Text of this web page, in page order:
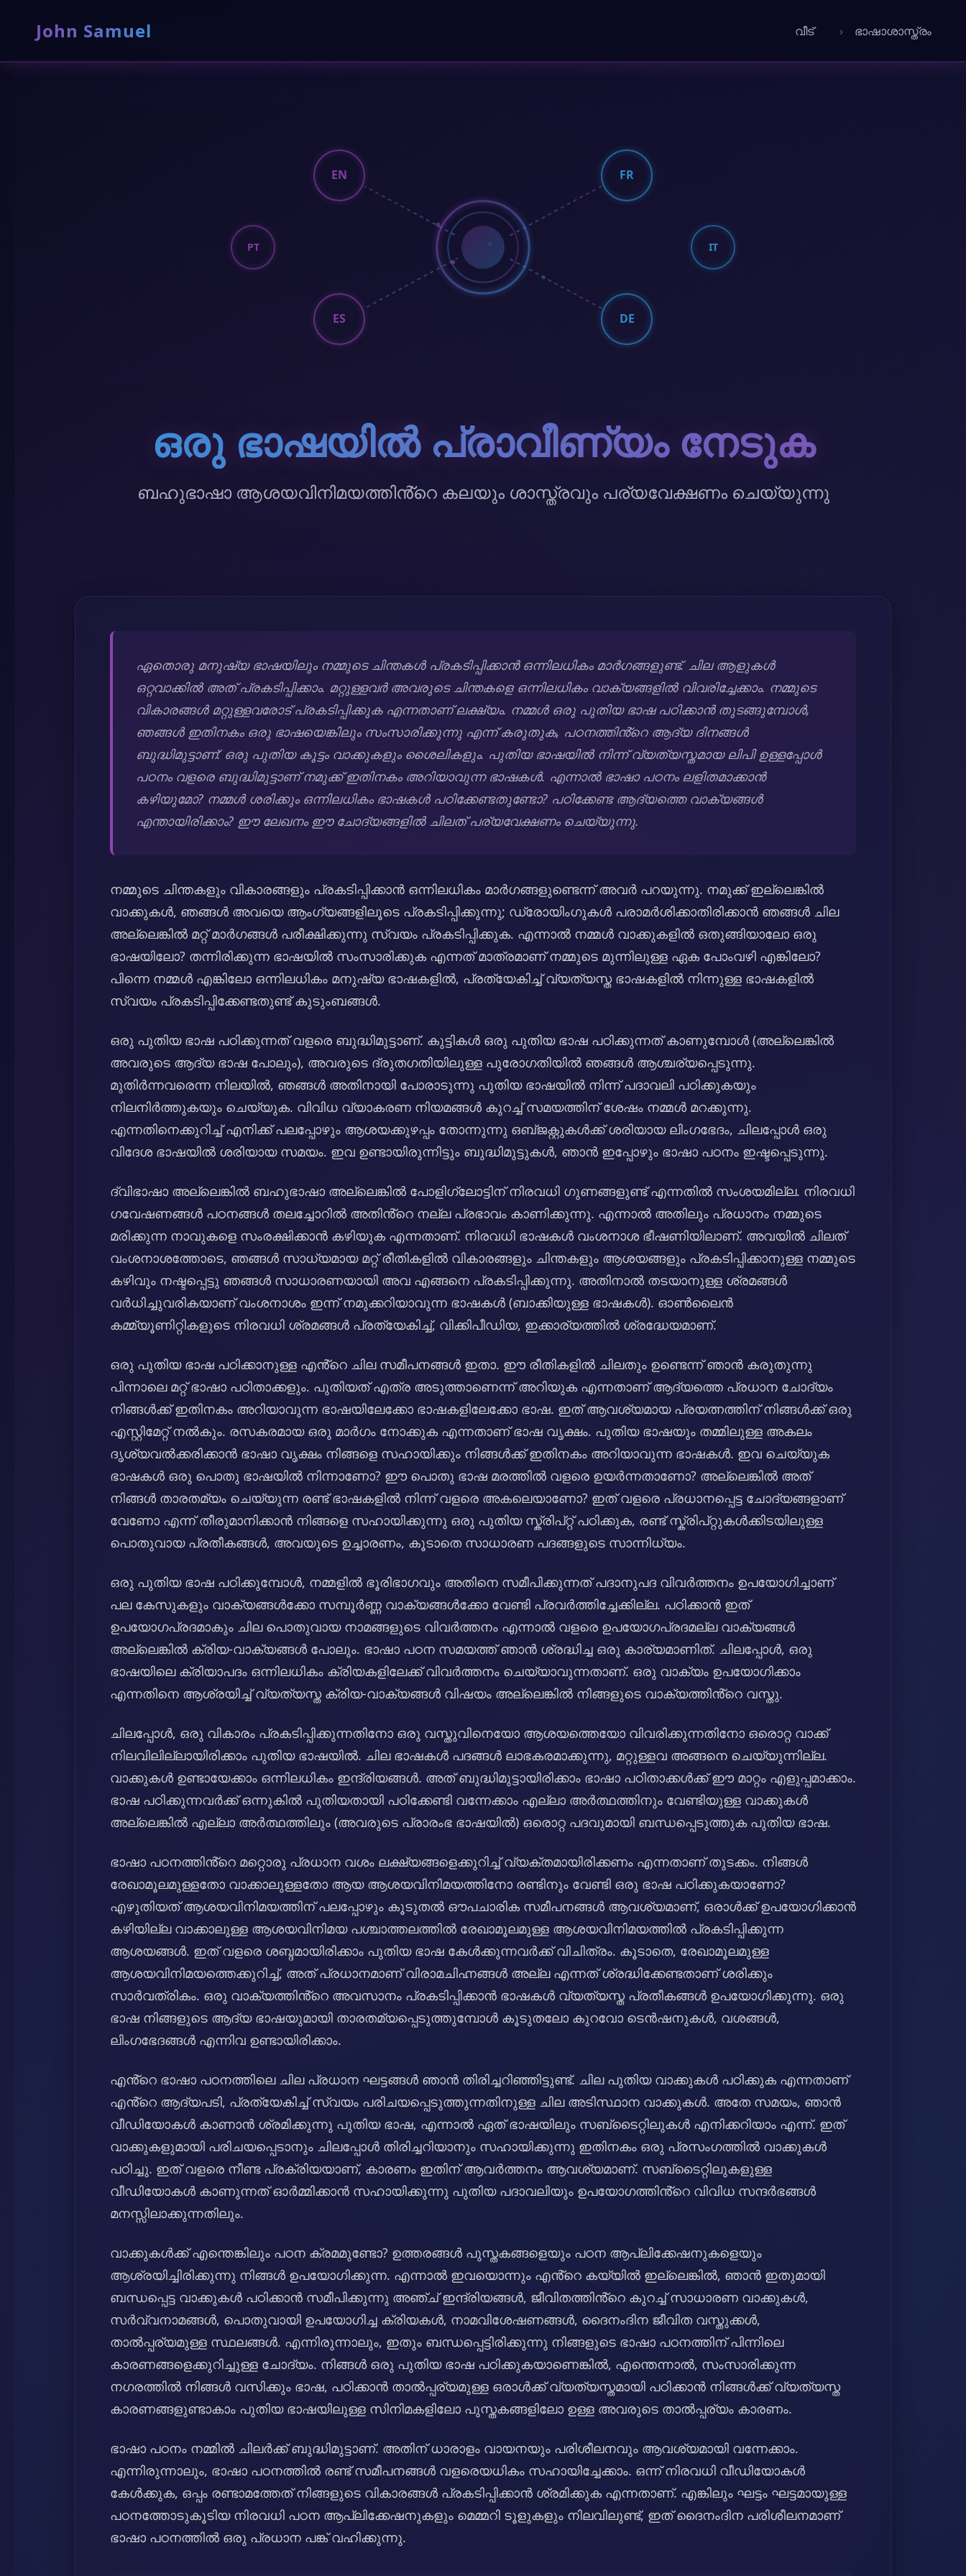
John Samuel വീട് ഭാഷാശാസ്ത്രം
EN FR
ES DE
PT IT
ഒരു ഭാഷയിൽ പ്രാവീണ്യം നേടുക
ബഹുഭാഷാ ആശയവിനിമയത്തിൻ്റെ കലയും ശാസ്ത്രവും പര്യവേക്ഷണം ചെയ്യുന്നു
ഏതൊരു മനുഷ്യ ഭാഷയിലും നമ്മുടെ ചിന്തകൾ പ്രകടിപ്പിക്കാൻ ഒന്നിലധികം മാർഗങ്ങളുണ്ട്. ചില ആളുകൾ
ഒറ്റവാക്കിൽ അത് പ്രകടിപ്പിക്കാം. മറ്റുള്ളവർ അവരുടെ ചിന്തകളെ ഒന്നിലധികം വാക്യങ്ങളിൽ വിവരിച്ചേക്കാം. നമ്മുടെ
വികാരങ്ങൾ മറ്റുള്ളവരോട് പ്രകടിപ്പിക്കുക എന്നതാണ് ലക്ഷ്യം. നമ്മൾ ഒരു പുതിയ ഭാഷ പഠിക്കാൻ തുടങ്ങുമ്പോൾ,
ഞങ്ങൾ ഇതിനകം ഒരു ഭാഷയെങ്കിലും സംസാരിക്കുന്നു എന്ന് കരുതുക, പഠനത്തിൻ്റെ ആദ്യ ദിനങ്ങൾ
ബുദ്ധിമുട്ടാണ്: ഒരു പുതിയ കൂട്ടം വാക്കുകളും ശൈലികളും. പുതിയ ഭാഷയിൽ നിന്ന് വ്യത്യസ്തമായ ലിപി ഉള്ളപ്പോൾ
പഠനം വളരെ ബുദ്ധിമുട്ടാണ് നമുക്ക് ഇതിനകം അറിയാവുന്ന ഭാഷകൾ. എന്നാൽ ഭാഷാ പഠനം ലളിതമാക്കാൻ
കഴിയുമോ? നമ്മൾ ശരിക്കും ഒന്നിലധികം ഭാഷകൾ പഠിക്കേണ്ടതുണ്ടോ? പഠിക്കേണ്ട ആദ്യത്തെ വാക്യങ്ങൾ
എന്തായിരിക്കാം? ഈ ലേഖനം ഈ ചോദ്യങ്ങളിൽ ചിലത് പര്യവേക്ഷണം ചെയ്യുന്നു.
നമ്മുടെ ചിന്തകളും വികാരങ്ങളും പ്രകടിപ്പിക്കാൻ ഒന്നിലധികം മാർഗങ്ങളുണ്ടെന്ന് അവർ പറയുന്നു. നമുക്ക് ഇല്ലെങ്കിൽ
വാക്കുകൾ, ഞങ്ങൾ അവയെ ആംഗ്യങ്ങളിലൂടെ പ്രകടിപ്പിക്കുന്നു; ഡ്രോയിംഗുകൾ പരാമർശിക്കാതിരിക്കാൻ ഞങ്ങൾ ചില
അല്ലെങ്കിൽ മറ്റ് മാർഗങ്ങൾ പരീക്ഷിക്കുന്നു സ്വയം പ്രകടിപ്പിക്കുക. എന്നാൽ നമ്മൾ വാക്കുകളിൽ ഒതുങ്ങിയാലോ ഒരു
ഭാഷയിലോ? തന്നിരിക്കുന്ന ഭാഷയിൽ സംസാരിക്കുക എന്നത് മാത്രമാണ് നമ്മുടെ മുന്നിലുള്ള ഏക പോംവഴി എങ്കിലോ?
പിന്നെ നമ്മൾ എങ്കിലോ ഒന്നിലധികം മനുഷ്യ ഭാഷകളിൽ, പ്രത്യേകിച്ച് വ്യത്യസ്ത ഭാഷകളിൽ നിന്നുള്ള ഭാഷകളിൽ
സ്വയം പ്രകടിപ്പിക്കേണ്ടതുണ്ട് കുടുംബങ്ങൾ.
ഒരു പുതിയ ഭാഷ പഠിക്കുന്നത് വളരെ ബുദ്ധിമുട്ടാണ്. കുട്ടികൾ ഒരു പുതിയ ഭാഷ പഠിക്കുന്നത് കാണുമ്പോൾ (അല്ലെങ്കിൽ
അവരുടെ ആദ്യ ഭാഷ പോലും), അവരുടെ ദ്രുതഗതിയിലുള്ള പുരോഗതിയിൽ ഞങ്ങൾ ആശ്ചര്യപ്പെടുന്നു.
മുതിർന്നവരെന്ന നിലയിൽ, ഞങ്ങൾ അതിനായി പോരാടുന്നു പുതിയ ഭാഷയിൽ നിന്ന് പദാവലി പഠിക്കുകയും
നിലനിർത്തുകയും ചെയ്യുക. വിവിധ വ്യാകരണ നിയമങ്ങൾ കുറച്ച് സമയത്തിന് ശേഷം നമ്മൾ മറക്കുന്നു.
എന്നതിനെക്കുറിച്ച് എനിക്ക് പലപ്പോഴും ആശയക്കുഴപ്പം തോന്നുന്നു ഒബ്‌ജക്റ്റുകൾക്ക് ശരിയായ ലിംഗഭേദം, ചിലപ്പോൾ ഒരു
വിദേശ ഭാഷയിൽ ശരിയായ സമയം. ഇവ ഉണ്ടായിരുന്നിട്ടും ബുദ്ധിമുട്ടുകൾ, ഞാൻ ഇപ്പോഴും ഭാഷാ പഠനം ഇഷ്ടപ്പെടുന്നു.
ദ്വിഭാഷാ അല്ലെങ്കിൽ ബഹുഭാഷാ അല്ലെങ്കിൽ പോളിഗ്ലോട്ടിന് നിരവധി ഗുണങ്ങളുണ്ട് എന്നതിൽ സംശയമില്ല. നിരവധി
ഗവേഷണങ്ങൾ പഠനങ്ങൾ തലച്ചോറിൽ അതിൻ്റെ നല്ല പ്രഭാവം കാണിക്കുന്നു. എന്നാൽ അതിലും പ്രധാനം നമ്മുടെ
മരിക്കുന്ന നാവുകളെ സംരക്ഷിക്കാൻ കഴിയുക എന്നതാണ്. നിരവധി ഭാഷകൾ വംശനാശ ഭീഷണിയിലാണ്. അവയിൽ ചിലത്
വംശനാശത്തോടെ, ഞങ്ങൾ സാധ്യമായ മറ്റ് രീതികളിൽ വികാരങ്ങളും ചിന്തകളും ആശയങ്ങളും പ്രകടിപ്പിക്കാനുള്ള നമ്മുടെ
കഴിവും നഷ്ടപ്പെട്ടു ഞങ്ങൾ സാധാരണയായി അവ എങ്ങനെ പ്രകടിപ്പിക്കുന്നു. അതിനാൽ തടയാനുള്ള ശ്രമങ്ങൾ
വർധിച്ചുവരികയാണ് വംശനാശം ഇന്ന് നമുക്കറിയാവുന്ന ഭാഷകൾ (ബാക്കിയുള്ള ഭാഷകൾ). ഓൺലൈൻ
കമ്മ്യൂണിറ്റികളുടെ നിരവധി ശ്രമങ്ങൾ പ്രത്യേകിച്ച്, വിക്കിപീഡിയ, ഇക്കാര്യത്തിൽ ശ്രദ്ധേയമാണ്.
ഒരു പുതിയ ഭാഷ പഠിക്കാനുള്ള എൻ്റെ ചില സമീപനങ്ങൾ ഇതാ. ഈ രീതികളിൽ ചിലതും ഉണ്ടെന്ന് ഞാൻ കരുതുന്നു
പിന്നാലെ മറ്റ് ഭാഷാ പഠിതാക്കളും. പുതിയത് എത്ര അടുത്താണെന്ന് അറിയുക എന്നതാണ് ആദ്യത്തെ പ്രധാന ചോദ്യം
നിങ്ങൾക്ക് ഇതിനകം അറിയാവുന്ന ഭാഷയിലേക്കോ ഭാഷകളിലേക്കോ ഭാഷ. ഇത് ആവശ്യമായ പ്രയത്നത്തിന് നിങ്ങൾക്ക് ഒരു
എസ്റ്റിമേറ്റ് നൽകും. രസകരമായ ഒരു മാർഗം നോക്കുക എന്നതാണ് ഭാഷ വൃക്ഷം. പുതിയ ഭാഷയും തമ്മിലുള്ള അകലം
ദൃശ്യവൽക്കരിക്കാൻ ഭാഷാ വൃക്ഷം നിങ്ങളെ സഹായിക്കും നിങ്ങൾക്ക് ഇതിനകം അറിയാവുന്ന ഭാഷകൾ. ഇവ ചെയ്യുക
ഭാഷകൾ ഒരു പൊതു ഭാഷയിൽ നിന്നാണോ? ഈ പൊതു ഭാഷ മരത്തിൽ വളരെ ഉയർന്നതാണോ? അല്ലെങ്കിൽ അത്
നിങ്ങൾ താരതമ്യം ചെയ്യുന്ന രണ്ട് ഭാഷകളിൽ നിന്ന് വളരെ അകലെയാണോ? ഇത് വളരെ പ്രധാനപ്പെട്ട ചോദ്യങ്ങളാണ്
വേണോ എന്ന് തീരുമാനിക്കാൻ നിങ്ങളെ സഹായിക്കുന്നു ഒരു പുതിയ സ്ക്രിപ്റ്റ് പഠിക്കുക, രണ്ട് സ്ക്രിപ്റ്റുകൾക്കിടയിലുള്ള
പൊതുവായ പ്രതീകങ്ങൾ, അവയുടെ ഉച്ചാരണം, കൂടാതെ സാധാരണ പദങ്ങളുടെ സാന്നിധ്യം.
ഒരു പുതിയ ഭാഷ പഠിക്കുമ്പോൾ, നമ്മളിൽ ഭൂരിഭാഗവും അതിനെ സമീപിക്കുന്നത് പദാനുപദ വിവർത്തനം ഉപയോഗിച്ചാണ്
പല കേസുകളും വാക്യങ്ങൾക്കോ സമ്പൂർണ്ണ വാക്യങ്ങൾക്കോ വേണ്ടി പ്രവർത്തിച്ചേക്കില്ല. പഠിക്കാൻ ഇത്
ഉപയോഗപ്രദമാകും ചില പൊതുവായ നാമങ്ങളുടെ വിവർത്തനം എന്നാൽ വളരെ ഉപയോഗപ്രദമല്ല വാക്യങ്ങൾ
അല്ലെങ്കിൽ ക്രിയ-വാക്യങ്ങൾ പോലും. ഭാഷാ പഠന സമയത്ത് ഞാൻ ശ്രദ്ധിച്ച ഒരു കാര്യമാണിത്. ചിലപ്പോൾ, ഒരു
ഭാഷയിലെ ക്രിയാപദം ഒന്നിലധികം ക്രിയകളിലേക്ക് വിവർത്തനം ചെയ്യാവുന്നതാണ്. ഒരു വാക്യം ഉപയോഗിക്കാം
എന്നതിനെ ആശ്രയിച്ച് വ്യത്യസ്ത ക്രിയ-വാക്യങ്ങൾ വിഷയം അല്ലെങ്കിൽ നിങ്ങളുടെ വാക്യത്തിൻ്റെ വസ്തു.
ചിലപ്പോൾ, ഒരു വികാരം പ്രകടിപ്പിക്കുന്നതിനോ ഒരു വസ്തുവിനെയോ ആശയത്തെയോ വിവരിക്കുന്നതിനോ ഒരൊറ്റ വാക്ക്
നിലവിലില്ലായിരിക്കാം പുതിയ ഭാഷയിൽ. ചില ഭാഷകൾ പദങ്ങൾ ലാഭകരമാക്കുന്നു, മറ്റുള്ളവ അങ്ങനെ ചെയ്യുന്നില്ല.
വാക്കുകൾ ഉണ്ടായേക്കാം ഒന്നിലധികം ഇന്ദ്രിയങ്ങൾ. അത് ബുദ്ധിമുട്ടായിരിക്കാം ഭാഷാ പഠിതാക്കൾക്ക് ഈ മാറ്റം എളുപ്പമാക്കാം.
ഭാഷ പഠിക്കുന്നവർക്ക് ഒന്നുകിൽ പുതിയതായി പഠിക്കേണ്ടി വന്നേക്കാം എല്ലാ അർത്ഥത്തിനും വേണ്ടിയുള്ള വാക്കുകൾ
അല്ലെങ്കിൽ എല്ലാ അർത്ഥത്തിലും (അവരുടെ പ്രാരംഭ ഭാഷയിൽ) ഒരൊറ്റ പദവുമായി ബന്ധപ്പെടുത്തുക പുതിയ ഭാഷ.
ഭാഷാ പഠനത്തിൻ്റെ മറ്റൊരു പ്രധാന വശം ലക്ഷ്യങ്ങളെക്കുറിച്ച് വ്യക്തമായിരിക്കണം എന്നതാണ് തുടക്കം. നിങ്ങൾ
രേഖാമൂലമുള്ളതോ വാക്കാലുള്ളതോ ആയ ആശയവിനിമയത്തിനോ രണ്ടിനും വേണ്ടി ഒരു ഭാഷ പഠിക്കുകയാണോ?
എഴുതിയത് ആശയവിനിമയത്തിന് പലപ്പോഴും കൂടുതൽ ഔപചാരിക സമീപനങ്ങൾ ആവശ്യമാണ്, ഒരാൾക്ക് ഉപയോഗിക്കാൻ
കഴിയില്ല വാക്കാലുള്ള ആശയവിനിമയ പശ്ചാത്തലത്തിൽ രേഖാമൂലമുള്ള ആശയവിനിമയത്തിൽ പ്രകടിപ്പിക്കുന്ന
ആശയങ്ങൾ. ഇത് വളരെ ശബ്ദമായിരിക്കാം പുതിയ ഭാഷ കേൾക്കുന്നവർക്ക് വിചിത്രം. കൂടാതെ, രേഖാമൂലമുള്ള
ആശയവിനിമയത്തെക്കുറിച്ച്, അത് പ്രധാനമാണ് വിരാമചിഹ്നങ്ങൾ അല്ല എന്നത് ശ്രദ്ധിക്കേണ്ടതാണ് ശരിക്കും
സാർവത്രികം. ഒരു വാക്യത്തിൻ്റെ അവസാനം പ്രകടിപ്പിക്കാൻ ഭാഷകൾ വ്യത്യസ്ത പ്രതീകങ്ങൾ ഉപയോഗിക്കുന്നു. ഒരു
ഭാഷ നിങ്ങളുടെ ആദ്യ ഭാഷയുമായി താരതമ്യപ്പെടുത്തുമ്പോൾ കൂടുതലോ കുറവോ ടെൻഷനുകൾ, വശങ്ങൾ,
ലിംഗഭേദങ്ങൾ എന്നിവ ഉണ്ടായിരിക്കാം.
എൻ്റെ ഭാഷാ പഠനത്തിലെ ചില പ്രധാന ഘട്ടങ്ങൾ ഞാൻ തിരിച്ചറിഞ്ഞിട്ടുണ്ട്. ചില പുതിയ വാക്കുകൾ പഠിക്കുക എന്നതാണ്
എൻ്റെ ആദ്യപടി, പ്രത്യേകിച്ച് സ്വയം പരിചയപ്പെടുത്തുന്നതിനുള്ള ചില അടിസ്ഥാന വാക്കുകൾ. അതേ സമയം, ഞാൻ
വീഡിയോകൾ കാണാൻ ശ്രമിക്കുന്നു പുതിയ ഭാഷ, എന്നാൽ ഏത് ഭാഷയിലും സബ്‌ടൈറ്റിലുകൾ എനിക്കറിയാം എന്ന്. ഇത്
വാക്കുകളുമായി പരിചയപ്പെടാനും ചിലപ്പോൾ തിരിച്ചറിയാനും സഹായിക്കുന്നു ഇതിനകം ഒരു പ്രസംഗത്തിൽ വാക്കുകൾ
പഠിച്ചു. ഇത് വളരെ നീണ്ട പ്രക്രിയയാണ്, കാരണം ഇതിന് ആവർത്തനം ആവശ്യമാണ്. സബ്‌ടൈറ്റിലുകളുള്ള
വീഡിയോകൾ കാണുന്നത് ഓർമ്മിക്കാൻ സഹായിക്കുന്നു പുതിയ പദാവലിയും ഉപയോഗത്തിൻ്റെ വിവിധ സന്ദർഭങ്ങൾ
മനസ്സിലാക്കുന്നതിലും.
വാക്കുകൾക്ക് എന്തെങ്കിലും പഠന ക്രമമുണ്ടോ? ഉത്തരങ്ങൾ പുസ്തകങ്ങളെയും പഠന ആപ്ലിക്കേഷനുകളെയും
ആശ്രയിച്ചിരിക്കുന്നു നിങ്ങൾ ഉപയോഗിക്കുന്ന. എന്നാൽ ഇവയൊന്നും എൻ്റെ കയ്യിൽ ഇല്ലെങ്കിൽ, ഞാൻ ഇതുമായി
ബന്ധപ്പെട്ട വാക്കുകൾ പഠിക്കാൻ സമീപിക്കുന്നു അഞ്ച് ഇന്ദ്രിയങ്ങൾ, ജീവിതത്തിൻ്റെ കുറച്ച് സാധാരണ വാക്കുകൾ,
സർവ്വനാമങ്ങൾ, പൊതുവായി ഉപയോഗിച്ച ക്രിയകൾ, നാമവിശേഷണങ്ങൾ, ദൈനംദിന ജീവിത വസ്തുക്കൾ,
താൽപ്പര്യമുള്ള സ്ഥലങ്ങൾ. എന്നിരുന്നാലും, ഇതും ബന്ധപ്പെട്ടിരിക്കുന്നു നിങ്ങളുടെ ഭാഷാ പഠനത്തിന് പിന്നിലെ
കാരണങ്ങളെക്കുറിച്ചുള്ള ചോദ്യം. നിങ്ങൾ ഒരു പുതിയ ഭാഷ പഠിക്കുകയാണെങ്കിൽ, എന്തെന്നാൽ, സംസാരിക്കുന്ന
നഗരത്തിൽ നിങ്ങൾ വസിക്കും ഭാഷ, പഠിക്കാൻ താൽപ്പര്യമുള്ള ഒരാൾക്ക് വ്യത്യസ്തമായി പഠിക്കാൻ നിങ്ങൾക്ക് വ്യത്യസ്ത
കാരണങ്ങളുണ്ടാകാം പുതിയ ഭാഷയിലുള്ള സിനിമകളിലോ പുസ്തകങ്ങളിലോ ഉള്ള അവരുടെ താൽപ്പര്യം കാരണം.
ഭാഷാ പഠനം നമ്മിൽ ചിലർക്ക് ബുദ്ധിമുട്ടാണ്. അതിന് ധാരാളം വായനയും പരിശീലനവും ആവശ്യമായി വന്നേക്കാം.
എന്നിരുന്നാലും, ഭാഷാ പഠനത്തിൽ രണ്ട് സമീപനങ്ങൾ വളരെയധികം സഹായിച്ചേക്കാം. ഒന്ന് നിരവധി വീഡിയോകൾ
കേൾക്കുക, ഒപ്പം രണ്ടാമത്തേത് നിങ്ങളുടെ വികാരങ്ങൾ പ്രകടിപ്പിക്കാൻ ശ്രമിക്കുക എന്നതാണ്. എങ്കിലും ഘട്ടം ഘട്ടമായുള്ള
പഠനത്തോടുകൂടിയ നിരവധി പഠന ആപ്ലിക്കേഷനുകളും മെമ്മറി ടൂളുകളും നിലവിലുണ്ട്, ഇത് ദൈനംദിന പരിശീലനമാണ്
ഭാഷാ പഠനത്തിൽ ഒരു പ്രധാന പങ്ക് വഹിക്കുന്നു.